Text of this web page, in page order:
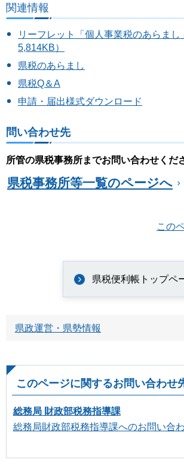
関連情報
リーフレット「個人事業税のあらまし
5,814KB）
県税のあらまし
県税Q＆A
申請・届出様式ダウンロード
問い合わせ先
所管の県税事務所までお問い合わせくだ
県税事務所等一覧のページへ
この
県税便利帳トップペ
県政運営・県勢情報
このページに関するお問い合わせ
総務局 財政部税務指導課
総務局財政部税務指導課へのお問い合